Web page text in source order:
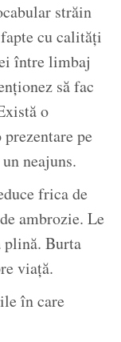
străin
cu calităţi
între limbaj
să fac
o
pe
neajuns.
frica de
ambrozie. Le
plină. Burta
viaţă.
în care